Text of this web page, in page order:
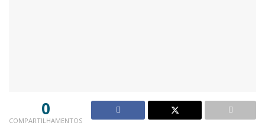
0
COMPARTILHAMENTOS